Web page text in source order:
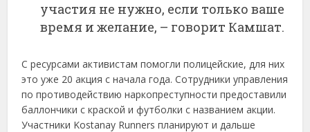
участия не нужно, если только ваше
время и желание, – говорит Камшат.
С ресурсами активистам помогли полицейские, для них
это уже 20 акция с начала года. Сотрудники управления
по противодействию наркопреступности предоставили
баллончики с краской и футболки с названием акции.
Участники Kostanay Runners планируют и дальше